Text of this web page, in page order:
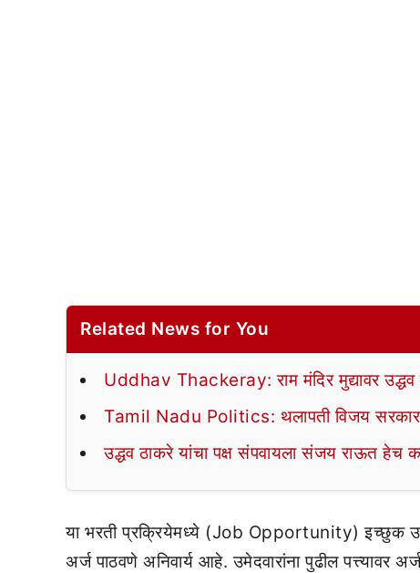
Related News for You
Uddhav Thackeray: राम मंदिर मुद्यावर उद्धव
Tamil Nadu Politics: थलापती विजय सरकार
उद्धव ठाकरे यांचा पक्ष संपवायला संजय राऊत हेच
या भरती प्रक्रियेमध्ये (Job Opportunity) इच्छुक
अर्ज पाठवणे अनिवार्य आहे. उमेदवारांना पुढील पत्त्यावर